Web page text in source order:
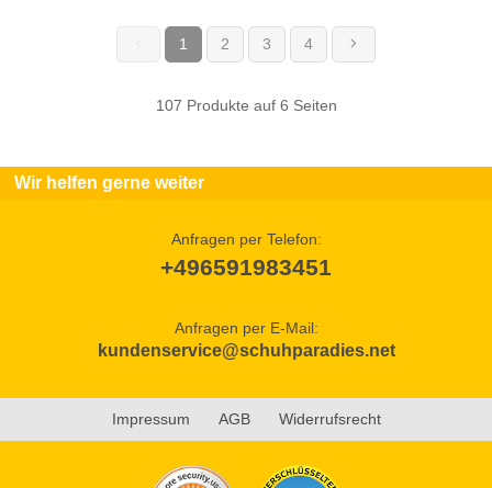
1 (current)
2 3 4
107 Produkte auf 6 Seiten
Wir helfen gerne weiter
Anfragen per Telefon:
+496591983451
Anfragen per E-Mail:
kundenservice@schuhparadies.net
Impressum AGB Widerrufsrecht